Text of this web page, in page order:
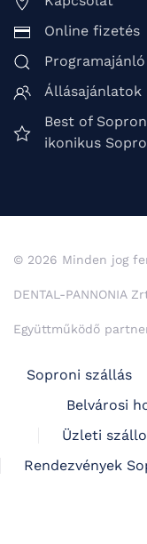
Online fizetés
Programajánló
Állásajánlatok
Best of
ikonikus
© 2026 Minden jog
DENTAL-PANNONIA
Együttműködő
Soproni szállás
Belvárosi
Üzleti
Rendezvények